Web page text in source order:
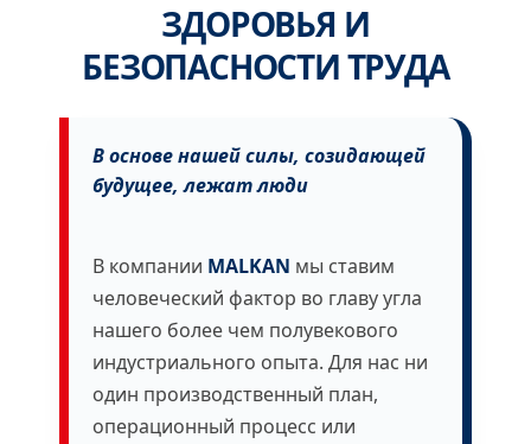
ЗДОРОВЬЯ И
БЕЗОПАСНОСТИ ТРУДА
В основе нашей силы, созидающей
будущее, лежат люди
В компании MALKAN мы ставим
человеческий фактор во главу угла
нашего более чем полувекового
индустриального опыта. Для нас ни
один производственный план,
операционный процесс или